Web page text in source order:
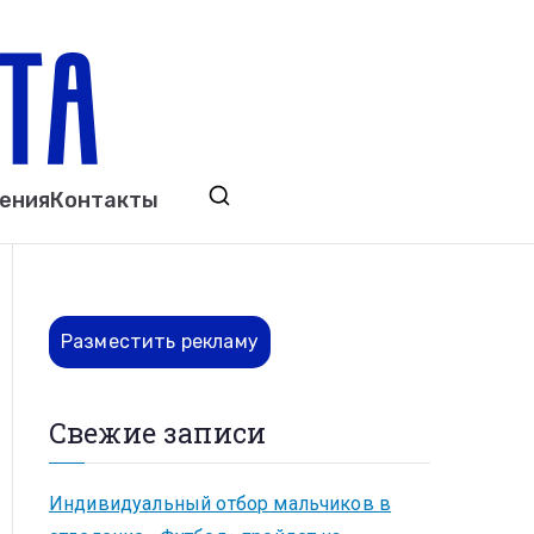
Выкса. Муром. Кулебаки. Навашино,
Контакты
Разместить рекламу
Свежие записи
Индивидуальный отбор мальчиков в